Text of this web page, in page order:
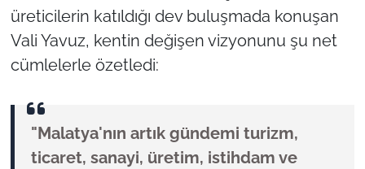
üreticilerin katıldığı dev buluşmada konuşan
Vali Yavuz, kentin değişen vizyonunu şu net
cümlelerle özetledi:
"Malatya'nın artık gündemi turizm,
ticaret, sanayi, üretim, istihdam ve